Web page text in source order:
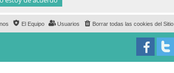
Borrar todas las cookies del Sitio
Usuarios
El Equipo